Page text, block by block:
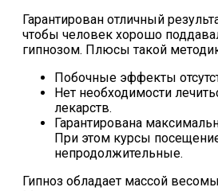
Гарантирован отличный
чтобы человек хорошо
гипнозом. Плюсы такой
Побочные эффекты
Нет необходимости
лекарств.
Гарантирована
При этом курсы
непродолжительные.
Гипноз обладает массой